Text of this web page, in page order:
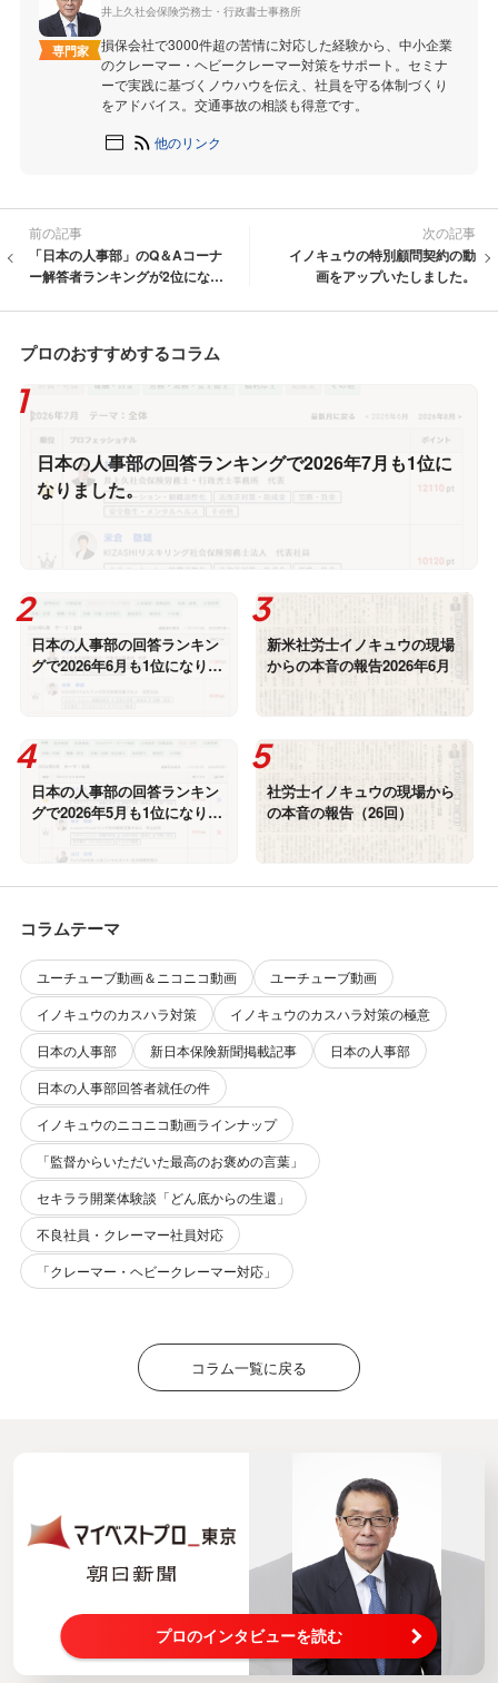
専門家
井上久社会保険労務士・行政書士事務所
損保会社で3000件超の苦情に対応した経験から、中小企業
のクレーマー・ヘビークレーマー対策をサポート。セミナ
ーで実践に基づくノウハウを伝え、社員を守る体制づくり
をアドバイス。交通事故の相談も得意です。
他のリンク
前の記事
「日本の人事部」のQ＆Aコーナ
ー解答者ランキングが2位になり
次の記事
イノキュウの特別顧問契約の動
画をアップいたしました。
プロのおすすめするコラム
日本の人事部の回答ランキングで2026年7月も1位に
なりました。
日本の人事部の回答ランキン
グで2026年6月も1位になりま
した。
新米社労士イノキュウの現場
からの本音の報告2026年6月
日本の人事部の回答ランキン
グで2026年5月も1位になりま
した。
社労士イノキュウの現場から
の本音の報告（26回）
コラムテーマ
ユーチューブ動画＆ニコニコ動画
ユーチューブ動画
イノキュウのカスハラ対策
イノキュウのカスハラ対策の極意
日本の人事部
新日本保険新聞掲載記事
日本の人事部
日本の人事部回答者就任の件
イノキュウのニコニコ動画ラインナップ
「監督からいただいた最高のお褒めの言葉」
セキララ開業体験談「どん底からの生還」
不良社員・クレーマー社員対応
「クレーマー・ヘビークレーマー対応」
コラム一覧に戻る
プロのインタビューを読む